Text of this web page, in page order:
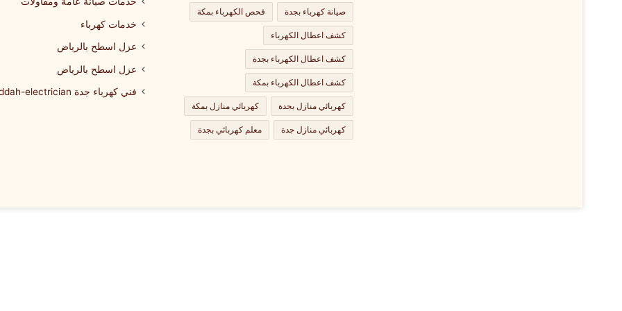
صيانة كهرباء بجدة فحص الكهرباء بمكة
كشف اعطال الكهرباء
كشف اعطال الكهرباء بجدة
كشف اعطال الكهرباء بمكة
كهربائي منازل بجدة كهربائي منازل بمكة
كهربائي منازل جدة معلم كهربائي بجدة
خدمات كهرباء
عزل اسطح بالرياض
عزل اسطح بالرياض
فني كهرباء جدة jeddah-electrician